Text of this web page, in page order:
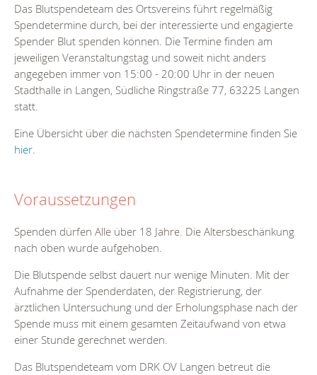
Das Blutspendeteam des Ortsvereins führt regelmäßig
Spendetermine durch, bei der interessierte und engagierte
Spender Blut spenden können. Die Termine finden am
jeweiligen Veranstaltungstag und soweit nicht anders
angegeben immer von 15:00 - 20:00 Uhr in der neuen
Stadthalle in Langen, Südliche Ringstraße 77, 63225 Langen
statt.
Eine Übersicht über die nächsten Spendetermine finden Sie
hier
Voraussetzungen
Spenden dürfen Alle über 18 Jahre. Die Altersbeschänkung
nach oben wurde aufgehoben.
Die Blutspende selbst dauert nur wenige Minuten. Mit der
Aufnahme der Spenderdaten, der Registrierung, der
ärztlichen Untersuchung und der Erholungsphase nach der
Spende muss mit einem gesamten Zeitaufwand von etwa
einer Stunde gerechnet werden.
Das Blutspendeteam vom DRK OV Langen betreut die